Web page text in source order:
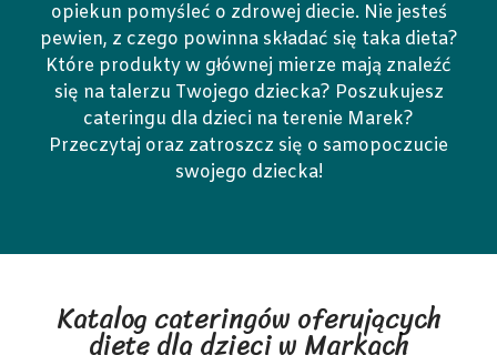
opiekun pomyśleć o zdrowej diecie. Nie jesteś
pewien, z czego powinna składać się taka dieta?
Które produkty w głównej mierze mają znaleźć
się na talerzu Twojego dziecka? Poszukujesz
cateringu dla dzieci na terenie Marek?
Przeczytaj oraz zatroszcz się o samopoczucie
swojego dziecka!
Katalog cateringów oferujących
dietę dla dzieci w Markach